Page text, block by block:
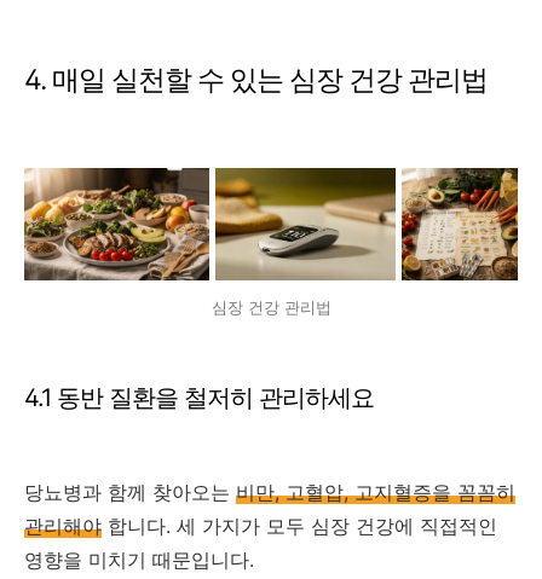
4. 매일 실천할 수 있는 심장 건강 관리법
심장 건강 관리법
4.1 동반 질환을 철저히 관리하세요
당뇨병과 함께 찾아오는 비만, 고혈압, 고지혈증을 꼼꼼히
관리해야 합니다. 세 가지가 모두 심장 건강에 직접적인
영향을 미치기 때문입니다.